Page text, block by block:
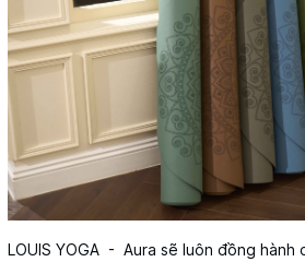
LOUIS YOGA - Aura sẽ luôn đồng hành